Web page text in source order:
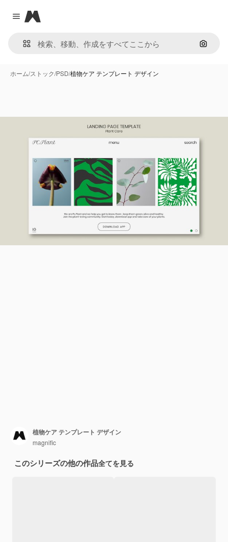
Close menu
Magnific
画像で
ホーム/ストック/PSD/植物ケア テンプレート デザイン
植物ケア テンプレート デザイン
magnific
このシリーズの他の作品全てを見る